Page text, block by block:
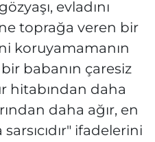
evladını
toprağa veren bir
koruyamamanın
bir babanın çaresiz
hitabından daha
daha ağır, en
ifadelerini